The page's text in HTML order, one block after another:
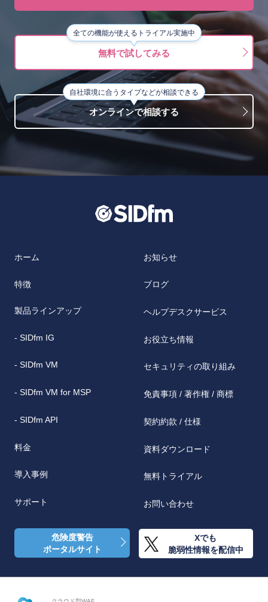
全ての機能が使えるトライアル実施中
無料で試してみる
自社環境に合うタイプなどが相談できる
オンラインで相談する
ホーム
特徴
製品ラインアップ
- SIDfm IG
- SIDfm VM
- SIDfm VM for MSP
- SIDfm API
料金
導入事例
サポート
お知らせ
ブログ
ヘルプデスクサービス
お役立ち情報
セキュリティの取り組み
免責事項 / 著作権 / 商標
契約約款 / 仕様
資料ダウンロード
無料トライアル
お問い合わせ
危険度警告
ポータルサイト
Xでも
脆弱性情報を配信中